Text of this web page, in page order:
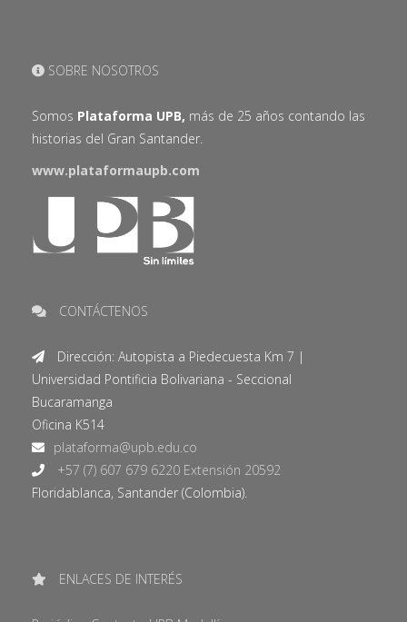
SOBRE NOSOTROS
Somos Plataforma UPB, más de 25 años contando las
historias del Gran Santander.
www.plataformaupb.com
CONTÁCTENOS
Dirección: Autopista a Piedecuesta Km 7 |
Universidad Pontificia Bolivariana - Seccional
Bucaramanga
Oficina K514
+57 (7) 607 679 6220 Extensión 20592
Floridablanca, Santander (Colombia).
ENLACES DE INTERÉS